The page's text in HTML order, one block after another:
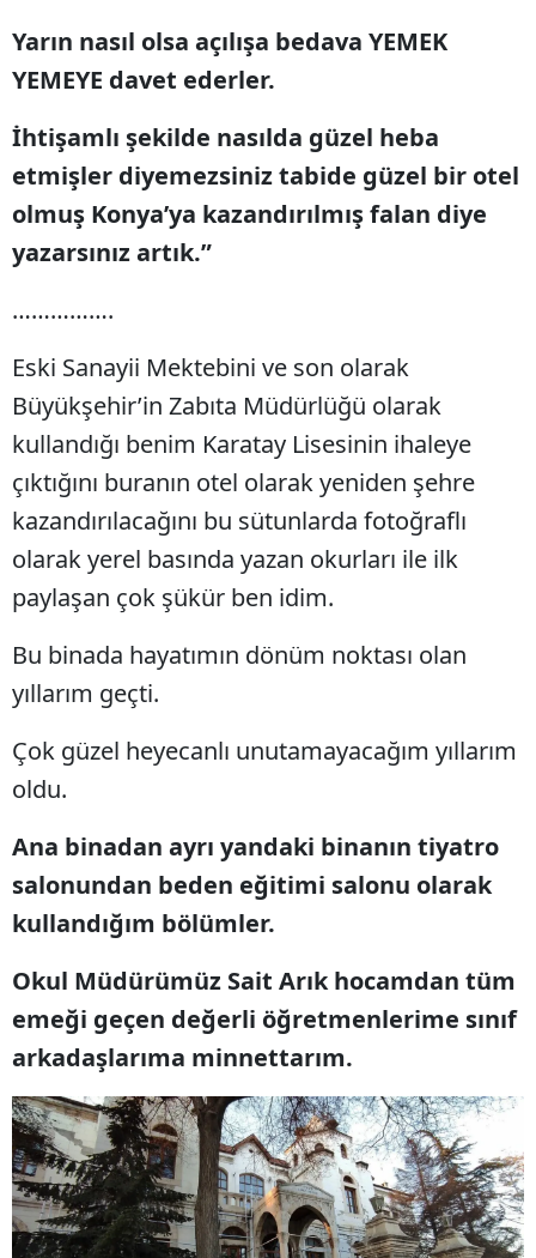
Yarın nasıl olsa açılışa bedava YEMEK
YEMEYE davet ederler.
İhtişamlı şekilde nasılda güzel heba
etmişler diyemezsiniz tabide güzel bir otel
olmuş Konya’ya kazandırılmış falan diye
yazarsınız artık.”
…………….
Eski Sanayii Mektebini ve son olarak
Büyükşehir’in Zabıta Müdürlüğü olarak
kullandığı benim Karatay Lisesinin ihaleye
çıktığını buranın otel olarak yeniden şehre
kazandırılacağını bu sütunlarda fotoğraflı
olarak yerel basında yazan okurları ile ilk
paylaşan çok şükür ben idim.
Bu binada hayatımın dönüm noktası olan
yıllarım geçti.
Çok güzel heyecanlı unutamayacağım yıllarım
oldu.
Ana binadan ayrı yandaki binanın tiyatro
salonundan beden eğitimi salonu olarak
kullandığım bölümler.
Okul Müdürümüz Sait Arık hocamdan tüm
emeği geçen değerli öğretmenlerime sınıf
arkadaşlarıma minnettarım.